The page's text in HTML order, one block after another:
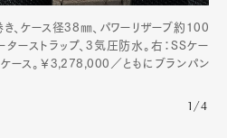
き、ケース径38㎜、パワーリザーブ約100
ターストラップ、3気圧防水。右：SSケー
ス。￥3,278,000／ともにブランパン
1/4